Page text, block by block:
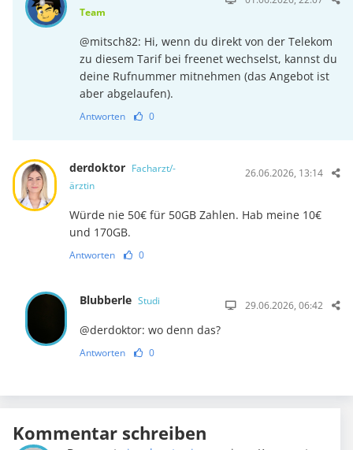
Team
@mitsch82: Hi, wenn du direkt von der Telekom
zu diesem Tarif bei freenet wechselst, kannst du
deine Rufnummer mitnehmen (das Angebot ist
aber abgelaufen).
Antworten 0
derdoktor Facharzt/-
ärztin
26.06.2026, 13:14
Würde nie 50€ für 50GB Zahlen. Hab meine 10€
und 170GB.
Antworten 0
Blubberle Studi 29.06.2026, 06:42
@derdoktor: wo denn das?
Antworten 0
Kommentar schreiben